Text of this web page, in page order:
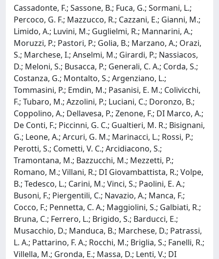
Cassadonte, F.; Sassone, B.; Fuca, G.; Sormani, L.;
Percoco, G. F.; Mazzucco, R.; Cazzani, E.; Gianni, M.;
Limido, A.; Luvini, M.; Guglielmi, R.; Mannarini, A.;
Moruzzi, P.; Pastori, P.; Golia, B.; Marzano, A.; Orazi,
S.; Marchese, I.; Anselmi, M.; Girardi, P.; Nassiacos,
D.; Meloni, S.; Busacca, P.; Generali, C. A.; Corda, S.;
Costanza, G.; Montalto, S.; Argenziano, L.;
Tommasini, P.; Emdin, M.; Pasanisi, E. M.; Colivicchi,
F.; Tubaro, M.; Azzolini, P.; Luciani, C.; Doronzo, B.;
Coppolino, A.; Dellavesa, P.; Zenone, F.; DI Marco, A.;
De Conti, F.; Piccinni, G. C.; Gualtieri, M. R.; Bisignani,
G.; Leone, A.; Arcuri, G. M.; Marinacci, L.; Rossi, P.;
Perotti, S.; Cometti, V. C.; Arcidiacono, S.;
Tramontana, M.; Bazzucchi, M.; Mezzetti, P.;
Romano, M.; Villani, R.; DI Giovambattista, R.; Volpe,
B.; Tedesco, L.; Carini, M.; Vinci, S.; Paolini, E. A.;
Busoni, F.; Piergentili, C.; Navazio, A.; Manca, F.;
Cocco, F.; Pennetta, C. A.; Maggiolini, S.; Galbiati, R.;
Bruna, C.; Ferrero, L.; Brigido, S.; Barducci, E.;
Musacchio, D.; Manduca, B.; Marchese, D.; Patrassi,
L. A.; Pattarino, F. A.; Rocchi, M.; Briglia, S.; Fanelli, R.;
Villella, M.; Gronda, E.; Massa, D.; Lenti, V.; DI